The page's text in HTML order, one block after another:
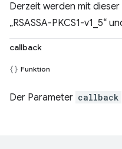
Derzeit werden mit
„RSASSA-PKCS1-v1_5“
callback
Funktion
Der Parameter callback